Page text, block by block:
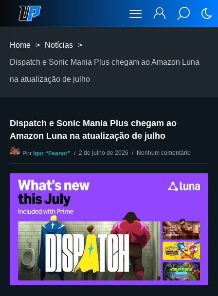
Home > Notícias >
Dispatch e Sonic Mania Plus chegam ao Amazon Luna
na atualização de julho
Dispatch e Sonic Mania Plus chegam ao
Amazon Luna na atualização de julho
Por Igor “Feanor” 2 de julho de 2026 Nenhum comentário